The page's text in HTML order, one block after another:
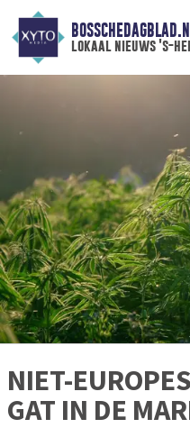
lokaal nieuws 's-
NIET-
GAT IN DE